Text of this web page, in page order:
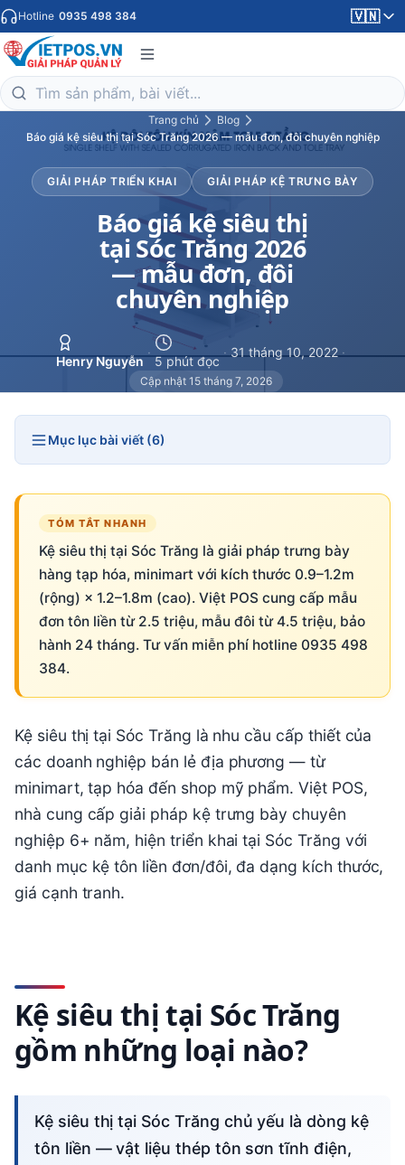
Hotline 0935 498 384 🇻🇳
Trang chủ
Blog
Báo giá kệ siêu thị tại Sóc Trăng 2026 — mẫu đơn, đôi chuyên nghiệp
GIẢI PHÁP TRIỂN KHAI GIẢI PHÁP KỆ TRƯNG BÀY
Báo giá kệ siêu thị
tại Sóc Trăng 2026
— mẫu đơn, đôi
chuyên nghiệp
Henry Nguyễn
·
5 phút đọc
· 31 tháng 10, 2022 ·
Cập nhật 15 tháng 7, 2026
Mục lục bài viết (6)
TÓM TẮT NHANH
Kệ siêu thị tại Sóc Trăng là giải pháp trưng bày
hàng tạp hóa, minimart với kích thước 0.9–1.2m
(rộng) × 1.2–1.8m (cao). Việt POS cung cấp mẫu
đơn tôn liền từ 2.5 triệu, mẫu đôi từ 4.5 triệu, bảo
hành 24 tháng. Tư vấn miễn phí hotline 0935 498
384.
Kệ siêu thị tại Sóc Trăng là nhu cầu cấp thiết của
các doanh nghiệp bán lẻ địa phương — từ
minimart, tạp hóa đến shop mỹ phẩm. Việt POS,
nhà cung cấp giải pháp kệ trưng bày chuyên
nghiệp 6+ năm, hiện triển khai tại Sóc Trăng với
danh mục kệ tôn liền đơn/đôi, đa dạng kích thước,
giá cạnh tranh.
Kệ siêu thị tại Sóc Trăng
gồm những loại nào?
Kệ siêu thị tại Sóc Trăng chủ yếu là dòng kệ
tôn liền — vật liệu thép tôn sơn tĩnh điện,